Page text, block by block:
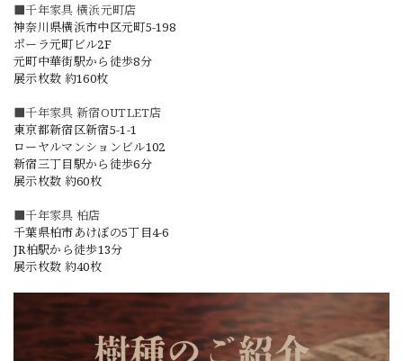
■千年家具 横浜元町店
神奈川県横浜市中区元町5-198
ポーラ元町ビル2F
元町中華街駅から徒歩8分
展示枚数 約160枚
■千年家具 新宿OUTLET店
東京都新宿区新宿5-1-1
ローヤルマンションビル102
新宿三丁目駅から徒歩6分
展示枚数 約60枚
■千年家具 柏店
千葉県柏市あけぼの5丁目4-6
JR柏駅から徒歩13分
展示枚数 約40枚